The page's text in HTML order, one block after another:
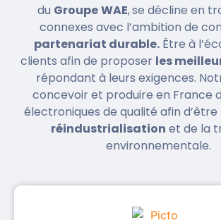
du GroupeWAE,se décline en
connexes avec l’ambition de
partenariat durable.Être à
clients afin de proposer les
répondant à leurs exigences.
concevoir et produire en France
électroniques de qualité afin d’être
réindustrialisation et de la
environnementale.